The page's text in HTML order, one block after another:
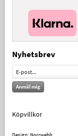
Nyhetsbrev
Anmäl mig
Köpvillkor
Design: Norrwebb